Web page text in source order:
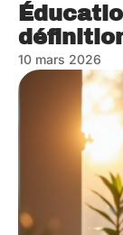
10 mars 2026